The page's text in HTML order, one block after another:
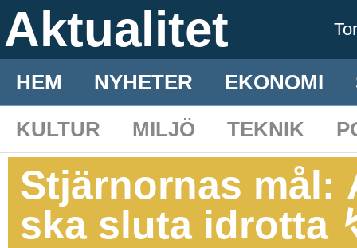
Aktualitet
HEM NYHETER EKONOMI
KULTUR
MILJÖ TEKNIK
Stjärnornas mål:
ska sluta idrotta